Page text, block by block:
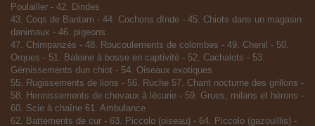
Poulailler - 42. Dindes
43. Coqs de Bantam - 44. Cochons dInde - 45. Chiots dans un magasin
danimaux - 46. pigeons
47. Chimpanzés - 48. Roucoulements de colombes - 49. Chenil - 50.
Orques - 51. Baleine à bosse en captivité - 52. Cachalots - 53.
Gémissements dun chiot - 54. Oiseaux exotiques
55. Rugissements de lions - 56. Ruche 57. Chant nocturne des grillons -
58. Hennissements de chevaux à lécurie - 59. Grues, milans et hérons -
60. Scie à chaîne 61. Ambulance
62. Battements de cur - 63. Piccolo (oiseau) - 64. Piccolo (gazouillis) -